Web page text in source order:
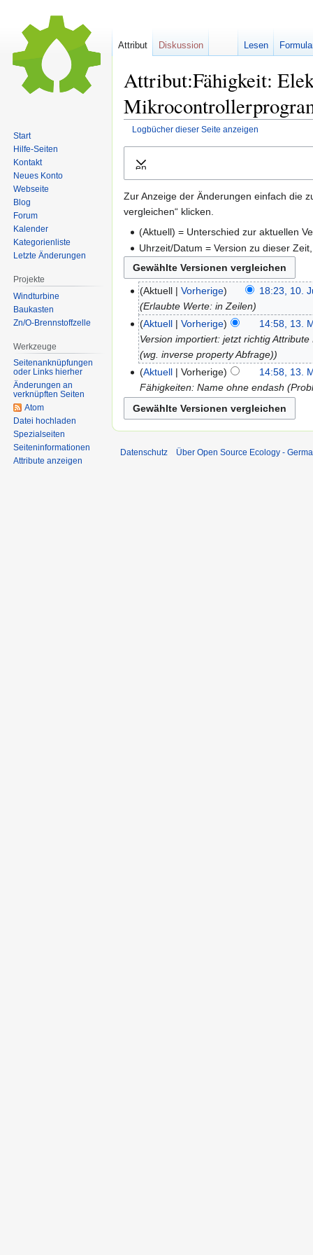
Attribut:Fähigkeit:
Logbücher dieser Seite anzeigen
Navigation
Suche
Ausklappen
Zur Anzeige der Änderungen einfach die
vergleichen“ klicken.
(Aktuell) = Unterschied zur aktuellen
Uhrzeit/Datum = Version zu dieser
Aktuell Vorherige
18:23, 10.
Erlaubte Werte: in Zeilen
Aktuell
Vorherige
14:58, 13.
Version importiert: jetzt richtig
(wg. inverse property Abfrage)
Aktuell
Vorherige
14:58, 13.
Fähigkeiten: Name ohne endash
Attribut Diskussion Lesen
Start
Hilfe-Seiten
Kontakt
Neues Konto
Webseite
Blog
Forum
Kalender
Kategorienliste
Letzte Änderungen
Projekte
Windturbine
Baukasten
Zn/O-Brennstoffzelle
Werkzeuge
Seitenanknüpfungen
oder Links hierher
Änderungen an
verknüpften Seiten
Atom
Datei hochladen
Spezialseiten
Seiten­informationen
Attribute anzeigen
Datenschutz Über Open Source Ecology -